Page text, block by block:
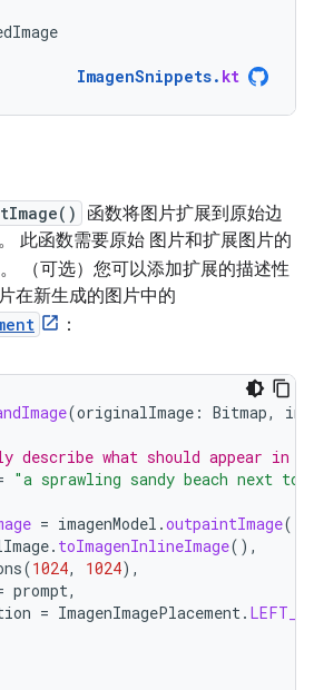
ImagenSnippets. kt
函数将图片扩展到原始边
此函数需要原始 图片和扩展图片的
。 （可选）您可以添加扩展的描述性
在新生成的图片中的
：
(originalImage : Bitmap,
describe what should appear in
"a sprawling sandy beach next to
= imagenModel .outpaintImage(
. toImagenInlineImage(),
(1024, 1024),
prompt,
= ImagenImagePlacement.